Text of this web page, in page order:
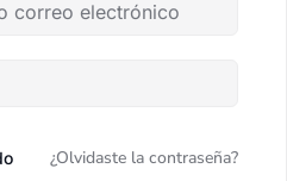
¿Olvidaste la contraseña?